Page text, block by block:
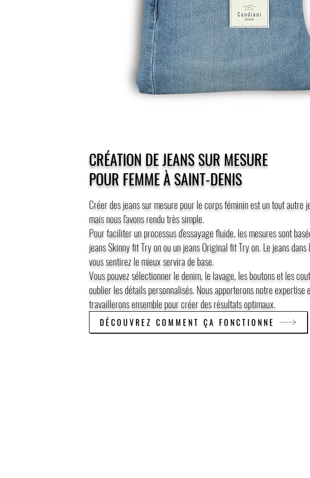
CRÉATION DE JEANS SUR MESURE
POUR FEMME À SAINT-DENIS
Créer des jeans sur mesure pour le corps féminin est un tout autre
mais nous l'avons rendu très simple.
Pour faciliter un processus d'essayage fluide, les mesures sont
jeans Skinny fit Try on ou un jeans Original fit Try on. Le jeans dans
vous sentirez le mieux servira de base.
Vous pouvez sélectionner le denim, le lavage, les boutons et les
oublier les détails personnalisés. Nous apporterons notre expertise
travaillerons ensemble pour créer des résultats optimaux.
DÉCOUVREZ COMMENT ÇA FONCTIONNE